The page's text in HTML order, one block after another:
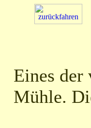
Eines
Mühle.